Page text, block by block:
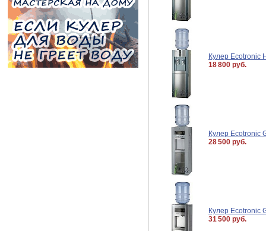
Кулер Ecotronic
18 800 руб.
Кулер Ecotronic
28 500 руб.
Кулер Ecotronic
31 500 руб.